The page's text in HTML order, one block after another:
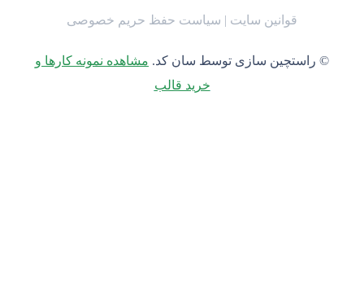
قوانین سایت | سیاست حفظ حریم خصوصی
© راستچین سازی توسط سان کد. مشاهده نمونه کارها و
خرید قالب